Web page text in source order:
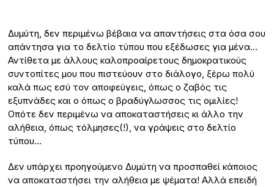
Δυμύτη, δεν περιμένω βέβαια να απαντήσεις στα όσα σου
απάντησα για το δελτίο τύπου που εξέδωσες για μένα…
Αντίθετα με άλλους καλοπροαίρετους δημοκρατικούς
συντοπίτες μου που πιστεύουν στο διάλογο, ξέρω πολύ
καλά πως εσύ τον αποφεύγεις, όπως ο ζαβός τις
εξυπνάδες και ο όπως ο βραδύγλωσσος τις ομιλίες!
Οπότε δεν περιμένω να αποκαταστήσεις κι άλλο την
αλήθεια, όπως τόλμησες(!), να γράψεις στο δελτίο
τύπου…
Δεν υπάρχει προηγούμενο Δυμύτη να προσπαθεί κάποιος
να αποκαταστήσει την αλήθεια με ψέματα! Αλλά επειδή